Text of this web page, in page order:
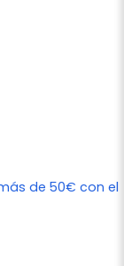
de 50€ con el